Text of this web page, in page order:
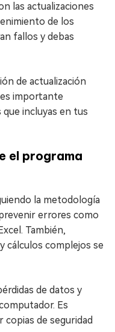
las actualizaciones
de los
fallos y debas
de actualización
importante
incluyas en tus
el programa
la metodología
errores como
También,
cálculos complejos se
de datos y
Es
copias de seguridad